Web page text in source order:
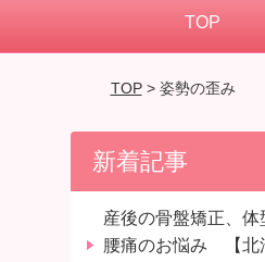
TOP
TOP> 姿勢の歪み
新着記事
産後の骨盤矯正、体
腰痛のお悩み 【北